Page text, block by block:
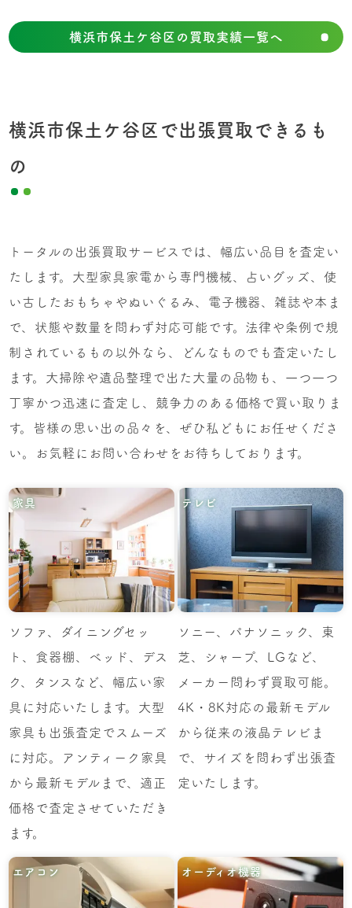
横浜市保土ケ谷区の買取実績一覧へ
横浜市保土ケ谷区で出張買取できるも
の
トータルの出張買取サービスでは、幅広い品目を査定い
たします。大型家具家電から専門機械、占いグッズ、使
い古したおもちゃやぬいぐるみ、電子機器、雑誌や本ま
で、状態や数量を問わず対応可能です。法律や条例で規
制されているもの以外なら、どんなものでも査定いたし
ます。大掃除や遺品整理で出た大量の品物も、一つ一つ
丁寧かつ迅速に査定し、競争力のある価格で買い取りま
す。皆様の思い出の品々を、ぜひ私どもにお任せくださ
い。お気軽にお問い合わせをお待ちしております。
家具
ソファ、ダイニングセッ
ト、食器棚、ベッド、デス
ク、タンスなど、幅広い家
具に対応いたします。大型
家具も出張査定でスムーズ
に対応。アンティーク家具
から最新モデルまで、適正
価格で査定させていただき
ます。
テレビ
ソニー、パナソニック、東
芝、シャープ、LGなど、
メーカー問わず買取可能。
4K・8K対応の最新モデル
から従来の液晶テレビま
で、サイズを問わず出張査
定いたします。
エアコン オーディオ機器